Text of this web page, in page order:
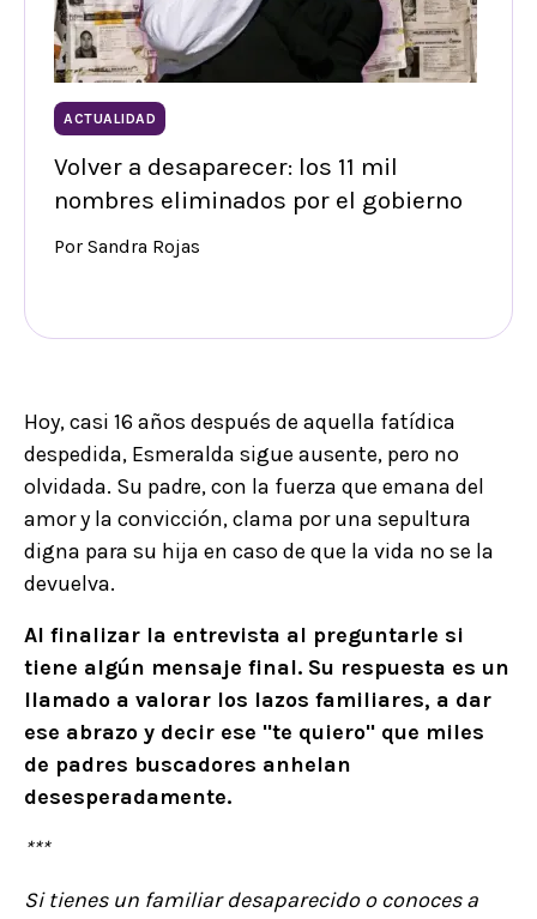
ACTUALIDAD
Volver a desaparecer: los 11 mil
nombres eliminados por el gobierno
Por Sandra Rojas
Hoy, casi 16 años después de aquella fatídica
despedida, Esmeralda sigue ausente, pero no
olvidada. Su padre, con la fuerza que emana del
amor y la convicción, clama por una sepultura
digna para su hija en caso de que la vida no se la
devuelva.
Al finalizar la entrevista al preguntarle si
tiene algún mensaje final. Su respuesta es un
llamado a valorar los lazos familiares, a dar
ese abrazo y decir ese "te quiero" que miles
de padres buscadores anhelan
desesperadamente.
***
Si tienes un familiar desaparecido o conoces a